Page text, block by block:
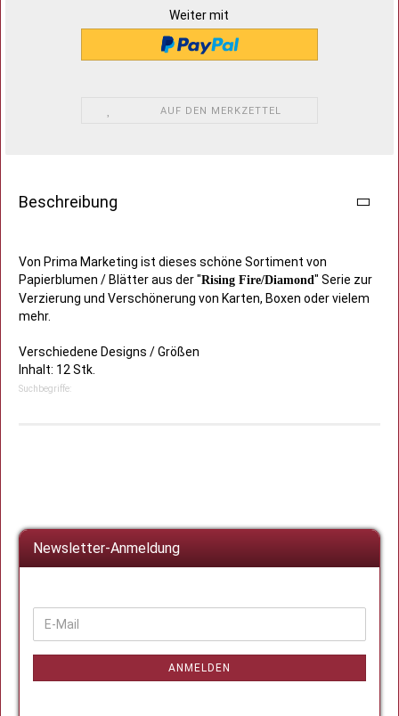
Weiter mit
AUF DEN MERKZETTEL
Beschreibung
Von Prima Marketing ist dieses schöne Sortiment von
Papierblumen / Blätter aus der "Rising Fire/Diamond" Serie zur
Verzierung und Verschönerung von Karten, Boxen oder vielem
mehr.
Verschiedene Designs / Größen
Inhalt: 12 Stk.
Suchbegriffe:
Newsletter-Anmeldung
WEITER
ZUR
NEWSLETTER-
E-
Mail
ANMELDEN